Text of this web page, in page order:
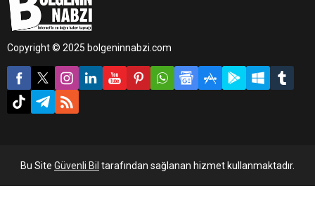
Copyright © 2025 bolgeninnabzi.com
Bu Site Güvenli Bil tarafından sağlanan hizmet kullanmaktadır.